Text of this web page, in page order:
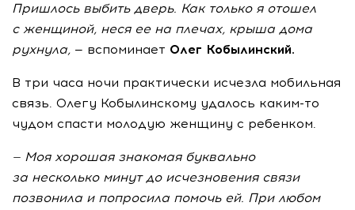
Пришлось выбить дверь. Как только я отошел
с женщиной, неся ее на плечах, крыша дома
рухнула, — вспоминает Олег Кобылинский.
В три часа ночи практически исчезла мобильная
связь. Олегу Кобылинскому удалось каким-то
чудом спасти молодую женщину с ребенком.
— Моя хорошая знакомая буквально
за несколько минут до исчезновения связи
позвонила и попросила помочь ей. При любом